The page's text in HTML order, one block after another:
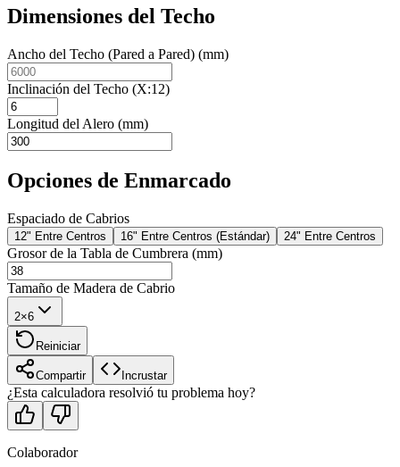
Dimensiones del Techo
Ancho del Techo (Pared a Pared) (mm)
Inclinación del Techo (X:12)
Longitud del Alero (mm)
Opciones de Enmarcado
Espaciado de Cabrios
12" Entre Centros 16" Entre Centros (Estándar) 24" Entre Centros
Grosor de la Tabla de Cumbrera (mm)
Tamaño de Madera de Cabrio
2×6
Reiniciar
Compartir Incrustar
¿Esta calculadora resolvió tu problema hoy?
Colaborador